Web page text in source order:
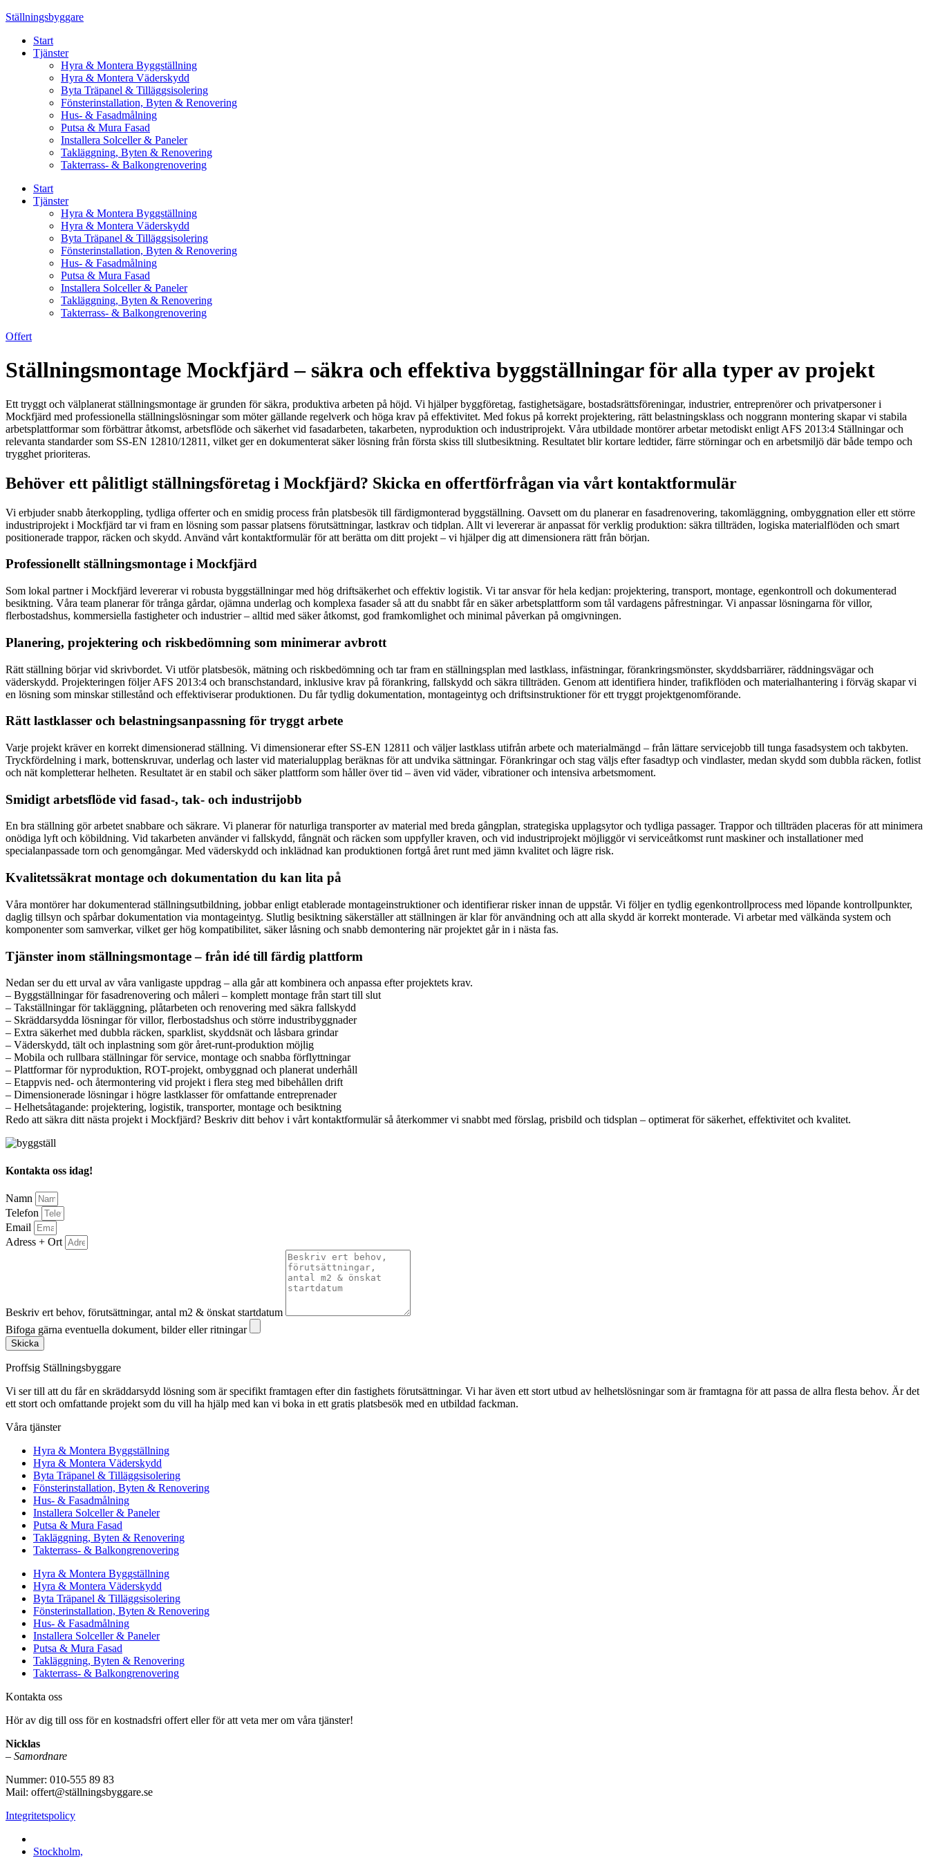
Skip
content
Ställningsbyggare
Start
Tjänster
Hyra & Montera Byggställning
Hyra & Montera Väderskydd
Byta Träpanel & Tilläggsisolering
Fönsterinstallation, Byten & Renovering
Hus- & Fasadmålning
Putsa & Mura Fasad
Installera Solceller & Paneler
Takläggning, Byten & Renovering
Takterrass- & Balkongrenovering
Start
Tjänster
Hyra & Montera Byggställning
Hyra & Montera Väderskydd
Byta Träpanel & Tilläggsisolering
Fönsterinstallation, Byten & Renovering
Hus- & Fasadmålning
Putsa & Mura Fasad
Installera Solceller & Paneler
Takläggning, Byten & Renovering
Takterrass- & Balkongrenovering
Offert
Ställningsmontage Mockfjärd – säkra och effektiva byggställningar för alla typer av projekt
Ett tryggt och välplanerat ställningsmontage är grunden för säkra, produktiva arbeten på höjd. Vi hjälper byggföretag, fastighetsägare, bostadsrättsföreningar, industrier, entreprenörer och privatpersoner i
Mockfjärd med professionella ställningslösningar som möter gällande regelverk och höga krav på effektivitet. Med fokus på korrekt projektering, rätt belastningsklass och noggrann montering skapar vi stabila
arbetsplattformar som förbättrar åtkomst, arbetsflöde och säkerhet vid fasadarbeten, takarbeten, nyproduktion och industriprojekt. Våra utbildade montörer arbetar metodiskt enligt AFS 2013:4 Ställningar och
relevanta standarder som SS-EN 12810/12811, vilket ger en dokumenterat säker lösning från första skiss till slutbesiktning. Resultatet blir kortare ledtider, färre störningar och en arbetsmiljö där både tempo och
trygghet prioriteras.
Behöver ett pålitligt ställningsföretag i Mockfjärd? Skicka en offertförfrågan via vårt kontaktformulär
Vi erbjuder snabb återkoppling, tydliga offerter och en smidig process från platsbesök till färdigmonterad byggställning. Oavsett om du planerar en fasadrenovering, takomläggning, ombyggnation eller ett större
industriprojekt i Mockfjärd tar vi fram en lösning som passar platsens förutsättningar, lastkrav och tidplan. Allt vi levererar är anpassat för verklig produktion: säkra tillträden, logiska materialflöden och smart
positionerade trappor, räcken och skydd. Använd vårt kontaktformulär för att berätta om ditt projekt – vi hjälper dig att dimensionera rätt från början.
Professionellt ställningsmontage i Mockfjärd
Som lokal partner i Mockfjärd levererar vi robusta byggställningar med hög driftsäkerhet och effektiv logistik. Vi tar ansvar för hela kedjan: projektering, transport, montage, egenkontroll och dokumenterad
besiktning. Våra team planerar för trånga gårdar, ojämna underlag och komplexa fasader så att du snabbt får en säker arbetsplattform som tål vardagens påfrestningar. Vi anpassar lösningarna för villor,
flerbostadshus, kommersiella fastigheter och industrier – alltid med säker åtkomst, god framkomlighet och minimal påverkan på omgivningen.
Planering, projektering och riskbedömning som minimerar avbrott
Rätt ställning börjar vid skrivbordet. Vi utför platsbesök, mätning och riskbedömning och tar fram en ställningsplan med lastklass, infästningar, förankringsmönster, skyddsbarriärer, räddningsvägar och
väderskydd. Projekteringen följer AFS 2013:4 och branschstandard, inklusive krav på förankring, fallskydd och säkra tillträden. Genom att identifiera hinder, trafikflöden och materialhantering i förväg skapar vi
en lösning som minskar stillestånd och effektiviserar produktionen. Du får tydlig dokumentation, montageintyg och driftsinstruktioner för ett tryggt projektgenomförande.
Rätt lastklasser och belastningsanpassning för tryggt arbete
Varje projekt kräver en korrekt dimensionerad ställning. Vi dimensionerar efter SS-EN 12811 och väljer lastklass utifrån arbete och materialmängd – från lättare servicejobb till tunga fasadsystem och takbyten.
Tryckfördelning i mark, bottenskruvar, underlag och laster vid materialupplag beräknas för att undvika sättningar. Förankringar och stag väljs efter fasadtyp och vindlaster, medan skydd som dubbla räcken, fotlist
och nät kompletterar helheten. Resultatet är en stabil och säker plattform som håller över tid – även vid väder, vibrationer och intensiva arbetsmoment.
Smidigt arbetsflöde vid fasad-, tak- och industrijobb
En bra ställning gör arbetet snabbare och säkrare. Vi planerar för naturliga transporter av material med breda gångplan, strategiska upplagsytor och tydliga passager. Trappor och tillträden placeras för att minimera
onödiga lyft och köbildning. Vid takarbeten använder vi fallskydd, fångnät och räcken som uppfyller kraven, och vid industriprojekt möjliggör vi serviceåtkomst runt maskiner och installationer med
specialanpassade torn och genomgångar. Med väderskydd och inklädnad kan produktionen fortgå året runt med jämn kvalitet och lägre risk.
Kvalitetssäkrat montage och dokumentation du kan lita på
Våra montörer har dokumenterad ställningsutbildning, jobbar enligt etablerade montageinstruktioner och identifierar risker innan de uppstår. Vi följer en tydlig egenkontrollprocess med löpande kontrollpunkter,
daglig tillsyn och spårbar dokumentation via montageintyg. Slutlig besiktning säkerställer att ställningen är klar för användning och att alla skydd är korrekt monterade. Vi arbetar med välkända system och
komponenter som samverkar, vilket ger hög kompatibilitet, säker låsning och snabb demontering när projektet går in i nästa fas.
Tjänster inom ställningsmontage – från idé till färdig plattform
Nedan ser du ett urval av våra vanligaste uppdrag – alla går att kombinera och anpassa efter projektets krav.
– Byggställningar för fasadrenovering och måleri – komplett montage från start till slut
– Takställningar för takläggning, plåtarbeten och renovering med säkra fallskydd
– Skräddarsydda lösningar för villor, flerbostadshus och större industribyggnader
– Extra säkerhet med dubbla räcken, sparklist, skyddsnät och låsbara grindar
– Väderskydd, tält och inplastning som gör året-runt-produktion möjlig
– Mobila och rullbara ställningar för service, montage och snabba förflyttningar
– Plattformar för nyproduktion, ROT-projekt, ombyggnad och planerat underhåll
– Etappvis ned- och återmontering vid projekt i flera steg med bibehållen drift
– Dimensionerade lösningar i högre lastklasser för omfattande entreprenader
– Helhetsåtagande: projektering, logistik, transporter, montage och besiktning
Redo att säkra ditt nästa projekt i Mockfjärd? Beskriv ditt behov i vårt kontaktformulär så återkommer vi snabbt med förslag, prisbild och tidsplan – optimerat för säkerhet, effektivitet och kvalitet.
Kontakta oss idag!
Namn
Telefon
Email
Adress + Ort
Beskriv ert behov, förutsättningar, antal m2 & önskat startdatum
Bifoga gärna eventuella dokument, bilder eller ritningar
Skicka
Proffsig Ställningsbyggare
Vi ser till att du får en skräddarsydd lösning som är specifikt framtagen efter din fastighets förutsättningar. Vi har även ett stort utbud av helhetslösningar som är framtagna för att passa de allra flesta behov. Är det
ett stort och omfattande projekt som du vill ha hjälp med kan vi boka in ett gratis platsbesök med en utbildad fackman.
Våra tjänster
Hyra & Montera Byggställning
Hyra & Montera Väderskydd
Byta Träpanel & Tilläggsisolering
Fönsterinstallation, Byten & Renovering
Hus- & Fasadmålning
Installera Solceller & Paneler
Putsa & Mura Fasad
Takläggning, Byten & Renovering
Takterrass- & Balkongrenovering
Hyra & Montera Byggställning
Hyra & Montera Väderskydd
Byta Träpanel & Tilläggsisolering
Fönsterinstallation, Byten & Renovering
Hus- & Fasadmålning
Installera Solceller & Paneler
Putsa & Mura Fasad
Takläggning, Byten & Renovering
Takterrass- & Balkongrenovering
Kontakta oss
Hör av dig till oss för en kostnadsfri offert eller för att veta mer om våra tjänster!
Nicklas
– Samordnare
Nummer: 010-555 89 83
Mail: offert@ställningsbyggare.se
Integritetspolicy
Stockholm,